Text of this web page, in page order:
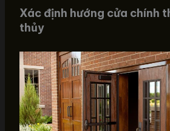
Xác định hướng cửa chính
thủy